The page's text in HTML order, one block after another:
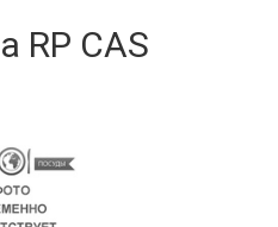
RP CAS